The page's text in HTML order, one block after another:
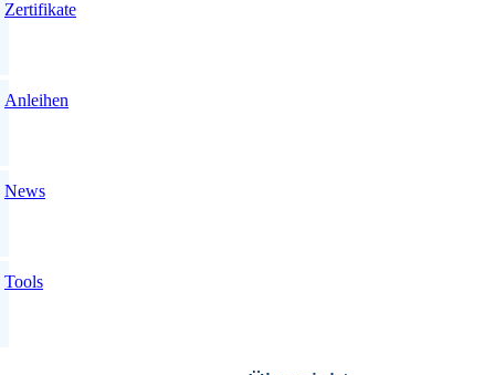
Zertifikate
Anleihen
News
Tools